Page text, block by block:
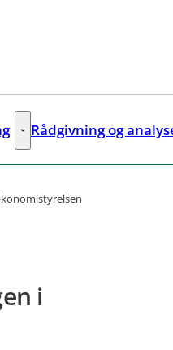
It- og økonomistyring - Flere
Rådgivning og
i